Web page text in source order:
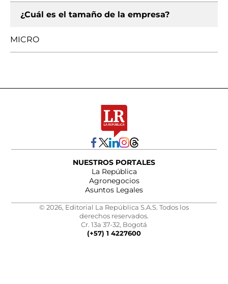
¿Cuál es el tamaño de la empresa?
MICRO
NUESTROS PORTALES
La República
Agronegocios
Asuntos Legales
© 2026, Editorial La República S.A.S. Todos los
derechos reservados.
Cr. 13a 37-32, Bogotá
(+57) 1 4227600